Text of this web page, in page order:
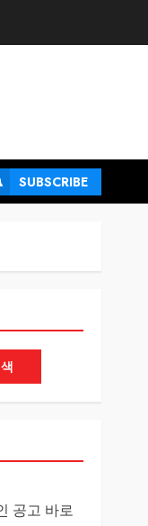
SUBSCRIBE
공고 바로